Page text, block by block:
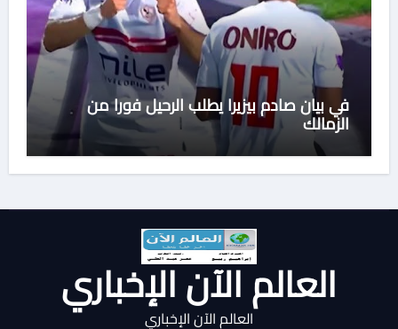
في بيان صادم بيزيرا يطلب الرحيل فورا من
الزمالك
العالم الآن الإخباري
العالم الآن الإخباري